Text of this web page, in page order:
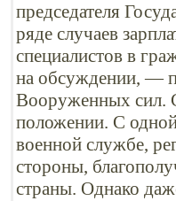
председателя
ряде случаев
специалистов в
на обсуждении, —
Вооруженных сил.
положении. С
военной службе,
стороны,
страны. Однако